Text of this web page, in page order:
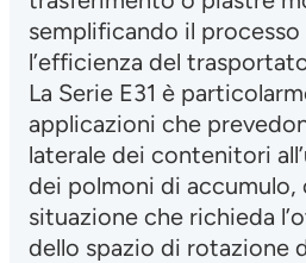
semplificando il
l’efficienza del
La Serie E31 è
applicazioni che
laterale dei contenitori
dei polmoni di accumulo,
situazione che richieda
dello spazio di rotazione